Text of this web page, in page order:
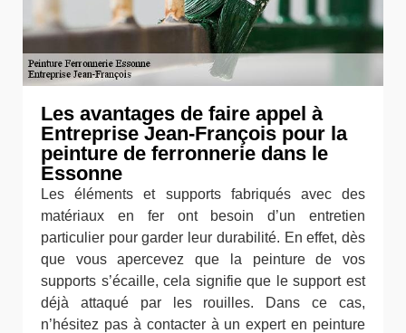
Les avantages de faire appel à
Entreprise Jean-François pour la
peinture de ferronnerie dans le
Essonne
Les éléments et supports fabriqués avec des
matériaux en fer ont besoin d’un entretien
particulier pour garder leur durabilité. En effet, dès
que vous apercevez que la peinture de vos
supports s’écaille, cela signifie que le support est
déjà attaqué par les rouilles. Dans ce cas,
n’hésitez pas à contacter à un expert en peinture